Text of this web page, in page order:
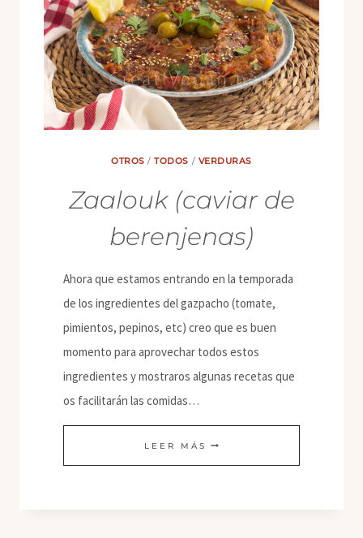
OTROS /TODOS / VERDURAS
Zaalouk (caviar de
berenjenas)
Ahora que estamos entrando en la temporada
de los ingredientes del gazpacho (tomate,
pimientos, pepinos, etc) creo que es buen
momento para aprovechar todos estos
ingredientes y mostraros algunas recetas que
os facilitarán las comidas…
LEER MÁS ZAALOUK
(CAVIAR